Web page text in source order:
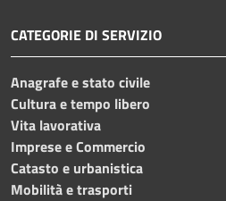
CATEGORIE DI SERVIZIO
Anagrafe e stato civile
Cultura e tempo libero
Vita lavorativa
Imprese e Commercio
Catasto e urbanistica
Mobilità e trasporti